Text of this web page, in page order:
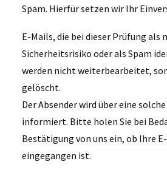
Spam. Hierfür setzen wir Ihr
E-Mails, die bei dieser Prüfung als
Sicherheitsrisiko oder als Spam
werden nicht weiterbearbeitet,
gelöscht.
Der Absender wird über eine
informiert. Bitte holen Sie bei
Bestätigung von uns ein, ob Ihre
eingegangen ist.